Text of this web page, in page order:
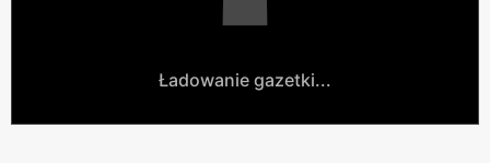
Ładowanie gazetki...